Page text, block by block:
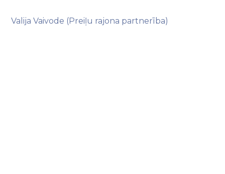
Valija Vaivode (Preiļu rajona partnerība)